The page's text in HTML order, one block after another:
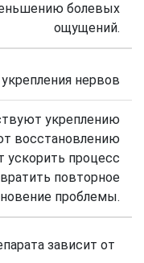
болевых
ощущений.
нервов
укреплению
восстановлению
ускорить процесс
повторное
проблемы.
зависит от